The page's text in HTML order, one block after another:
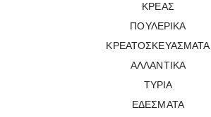
ΚΡΈΑΣ
ΠΟΥΛΕΡΙΚΆ
ΚΡΕΑΤΟΣΚΕΥΆΣΜΑΤΑ
ΑΛΛΑΝΤΙΚΆ
ΤΥΡΙΆ
ΕΔΈΣΜΑΤΑ